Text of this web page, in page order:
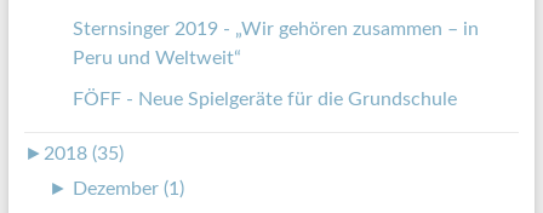
Sternsinger 2019 - „Wir gehören zusammen – in
Peru und Weltweit“
FÖFF - Neue Spielgeräte für die Grundschule
► 2018 (35)
►
Dezember (1)